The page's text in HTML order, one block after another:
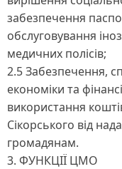
забезпечення
обслуговування
медичних полісів;
2.5 Забезпечення,
економіки та
використання
Сікорського від
громадянам.
3. ФУНКЦІЇ ЦМО